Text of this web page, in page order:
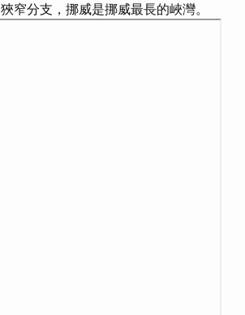
窄分支，挪威是挪威最長的峽灣。